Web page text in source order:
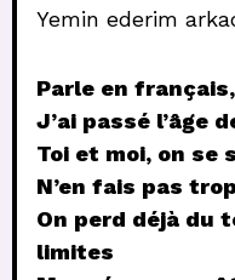
Yemin ederim
Parle en
J’ai passé l’âge
Toi et moi, on se
N’en fais pas
On perd déjà du
limites